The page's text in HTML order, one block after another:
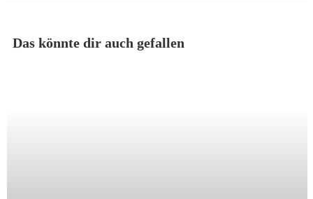
Das könnte dir auch gefallen